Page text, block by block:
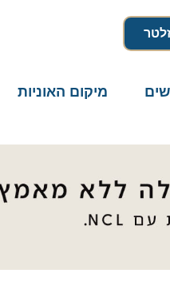
מיקום האוניות